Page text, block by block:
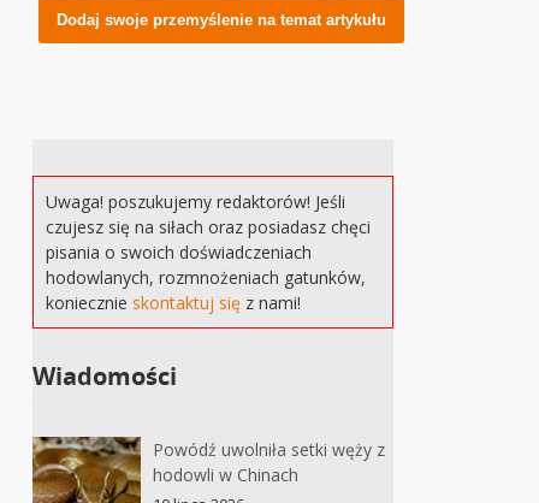
Uwaga! poszukujemy redaktorów! Jeśli
czujesz się na siłach oraz posiadasz chęci
pisania o swoich doświadczeniach
hodowlanych, rozmnożeniach gatunków,
koniecznieskontaktuj się z nami!
Wiadomości
Powódź uwolniła setki węży z
hodowli w Chinach